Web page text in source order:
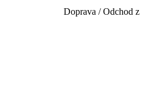
Doprava / Odchod z